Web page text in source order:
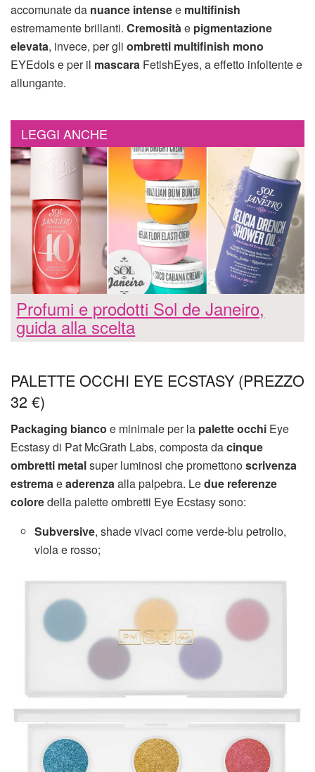
accomunate da nuance intensee multifinish
estremamente brillanti. Cremositàe pigmentazione
elevata, invece, per gli ombretti multifinish mono
EYEdols e per il mascara FetishEyes, a effetto infoltente e
allungante.
LEGGI ANCHE
Profumi e prodotti Sol de Janeiro,
guida alla scelta
PALETTE OCCHI EYE ECSTASY (PREZZO
32 €)
Packaging bianco e minimale per la palette occhi Eye
Ecstasy di Pat McGrath Labs, composta dacinque
ombretti metalsuper luminosi che promettonoscrivenza
estremaeaderenzaalla palpebra. Ledue referenze
coloredella palette ombretti Eye Ecstasy sono:
Subversive, shade vivaci come verde-blu petrolio,
viola e rosso;